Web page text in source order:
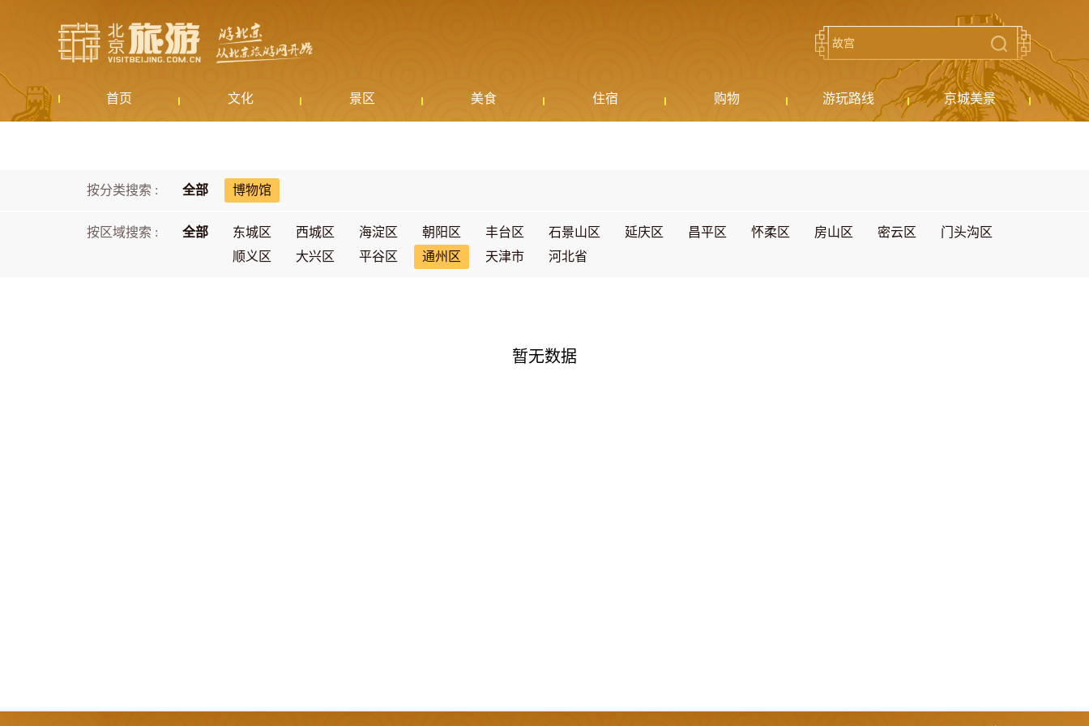
首页 文化 景区 美食 住宿 购物 游玩路线 京城美景
按分类搜索 : 全部 博物馆
按区域搜索 : 全部 东城区 西城区 海淀区 朝阳区 丰台区 石景山区 延庆区 昌平区 怀柔区 房山区 密云区
门头沟区
顺义区
大兴区 平谷区 通州区 天津市 河北省
暂无数据